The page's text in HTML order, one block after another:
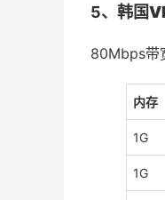
5、 韩国
80Mbps带
内存
1G
1G